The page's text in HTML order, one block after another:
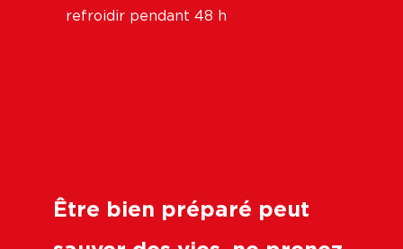
refroidir pendant 48 h
Être bien préparé peut